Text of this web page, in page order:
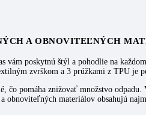
A OBNOVITEĽNÝCH
vám poskytnú štýl a pohodlie na
zvrškom a 3 prúžkami z TPU je
pomáha znižovať množstvo
obnoviteľných materiálov obsahujú